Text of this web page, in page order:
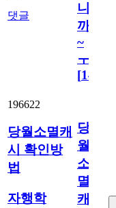
댓글
니
까
~
ㅜ
[14
196622
당월소멸캐
시 확인방
법
자행학
당
월
소
멸
캐